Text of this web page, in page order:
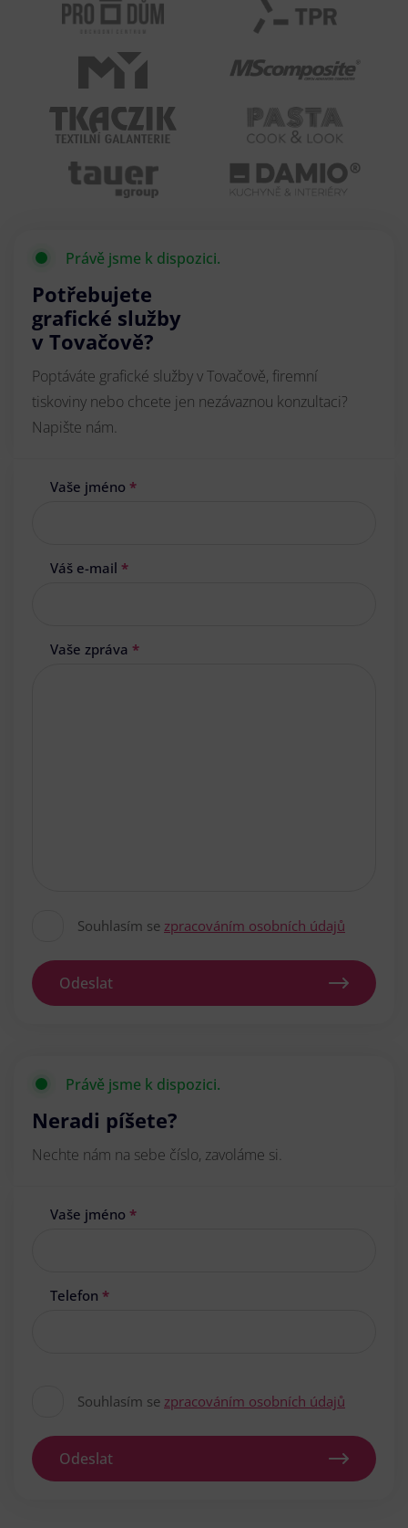
Právě jsme k dispozici.
Potřebujete
grafické služby
v Tovačově?
Poptáváte grafické služby v Tovačově, firemní
tiskoviny nebo chcete jen nezávaznou konzultaci?
Napište nám.
Vaše jméno *
Váš e-mail *
Vaše zpráva *
Souhlasím se zpracováním osobních údajů
Odeslat
Právě jsme k dispozici.
Neradi píšete?
Nechte nám na sebe číslo, zavoláme si.
Vaše jméno *
Telefon *
Souhlasím se zpracováním osobních údajů
Odeslat